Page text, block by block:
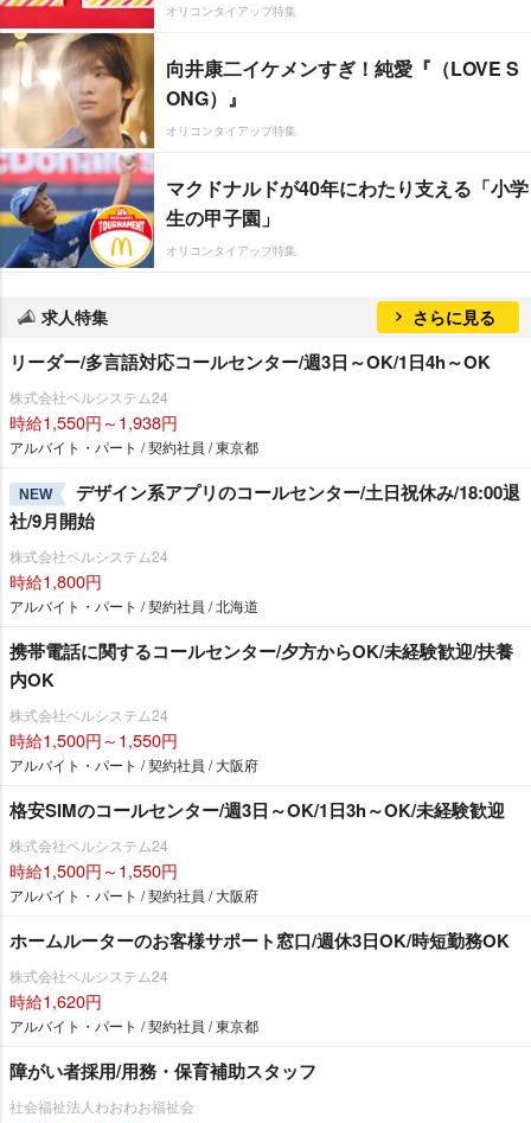
オリコンタイアップ特集
向井康二イケメンすぎ！純愛『（LOVE S
ONG）』
オリコンタイアップ特集
マクドナルドが40年にわたり支える「小学
生の甲子園」
オリコンタイアップ特集
求人特集 さらに見る
リーダー/多言語対応コールセンター/週3日～OK/1日4h～OK
株式会社ベルシステム24
時給1,550円～1,938円
アルバイト・パート / 契約社員 / 東京都
NEW
デザイン系アプリのコールセンター/土日祝休み/18:00退
社/9月開始
株式会社ベルシステム24
時給1,800円
アルバイト・パート / 契約社員 / 北海道
携帯電話に関するコールセンター/夕方からOK/未経験歓迎/扶養
内OK
株式会社ベルシステム24
時給1,500円～1,550円
アルバイト・パート / 契約社員 / 大阪府
格安SIMのコールセンター/週3日～OK/1日3h～OK/未経験歓迎
株式会社ベルシステム24
時給1,500円～1,550円
アルバイト・パート / 契約社員 / 大阪府
ホームルーターのお客様サポート窓口/週休3日OK/時短勤務OK
株式会社ベルシステム24
時給1,620円
アルバイト・パート / 契約社員 / 東京都
障がい者採用/用務・保育補助スタッフ
社会福祉法人わおわお福祉会